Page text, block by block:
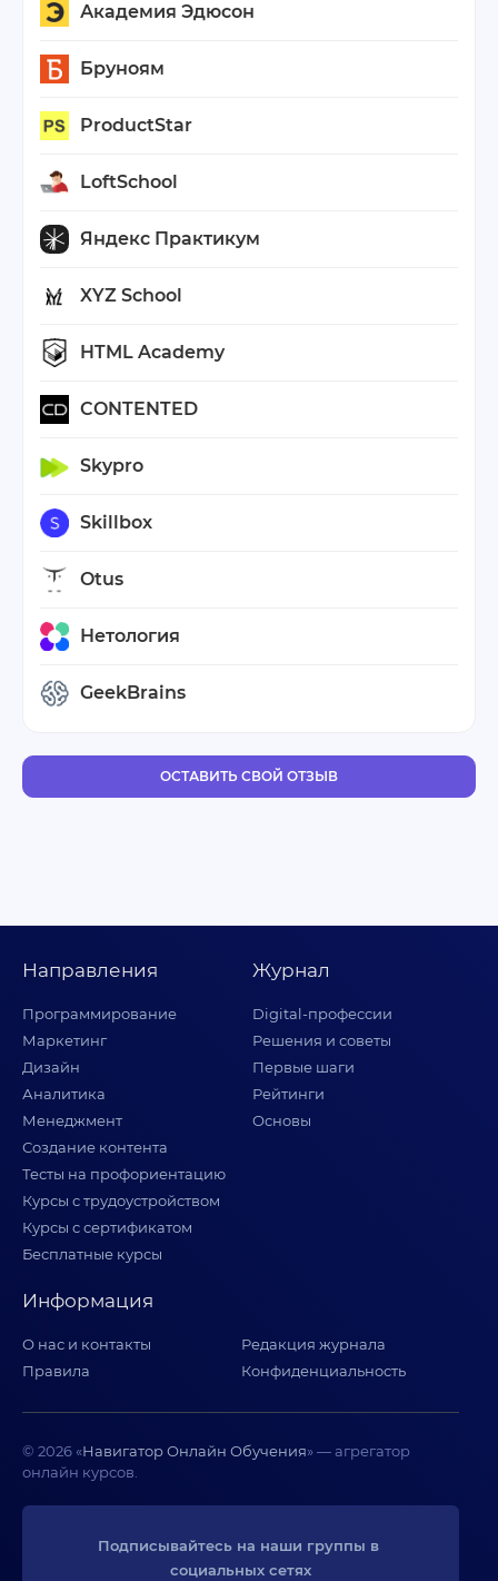
Академия Эдюсон
Бруноям
ProductStar
LoftSchool
Яндекс Практикум
XYZ School
HTML Academy
CONTENTED
Skypro
Skillbox
Otus
Нетология
GeekBrains
ОСТАВИТЬ СВОЙ ОТЗЫВ
Направления
Программирование
Маркетинг
Дизайн
Аналитика
Менеджмент
Создание контента
Тесты на профориентацию
Курсы с трудоустройством
Курсы с сертификатом
Бесплатные курсы
Журнал
Digital-профессии
Решения и советы
Первые шаги
Рейтинги
Основы
Информация
О нас и контакты
Редакция журнала
Правила
Конфиденциальность
© 2026 «Навигатор Онлайн Обучения» — агрегатор
онлайн курсов.
Подписывайтесь на наши группы в
социальных сетях